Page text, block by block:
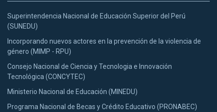
Superintendencia Nacional de Educación Superior del Perú
(SUNEDU)
Incorporando nuevos actores en la prevención de la violencia de
género (MIMP - RPU)
Consejo Nacional de Ciencia y Tecnologia e Innovación
Tecnológica (CONCYTEC)
Ministerio Nacional de Educación (MINEDU)
Programa Nacional de Becas y Crédito Educativo (PRONABEC)